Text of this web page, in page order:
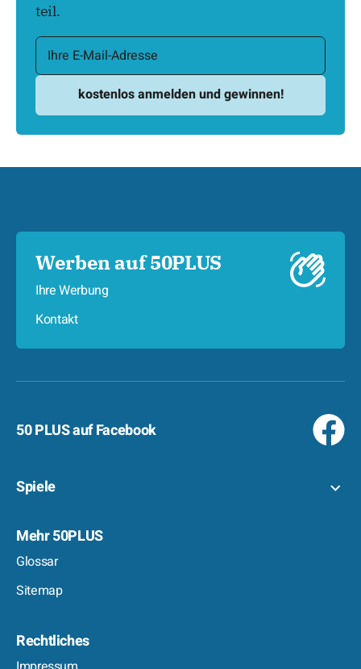
teil.
Werben auf 50PLUS
Ihre Werbung
Kontakt
50 PLUS auf Facebook
Spiele
Mehr 50PLUS
Glossar
Sitemap
Rechtliches